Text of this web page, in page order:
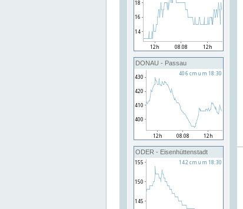
DONAU - Passau
ODER - Eisenhüttenstadt